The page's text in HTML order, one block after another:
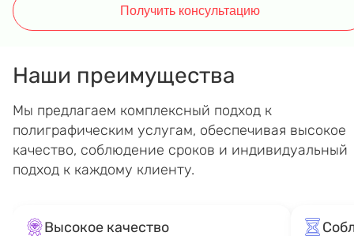
Получить консультацию
Наши преимущества
Мы предлагаем комплексный подход к
полиграфическим услугам, обеспечивая высокое
качество, соблюдение сроков и индивидуальный
подход к каждому клиенту.
Высокое качество